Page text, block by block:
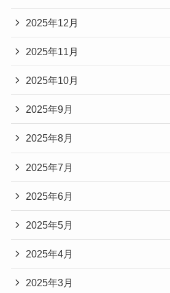
2025年12月
2025年11月
2025年10月
2025年9月
2025年8月
2025年7月
2025年6月
2025年5月
2025年4月
2025年3月